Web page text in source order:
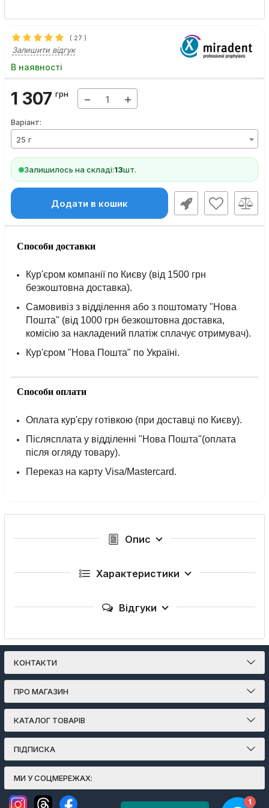
( 27 )
Залишити відгук
В наявності
1 307 грн − +
Варіант:
25 г
Залишилось на складі:13шт.
Додати в кошик
Способи доставки
Кур'єром компанії по Києву (від 1500 грн
безкоштовна доставка).
Самовивіз з відділення або з поштомату "Нова
Пошта" (від 1000 грн безкоштовна доставка,
комісію за накладений платіж сплачує отримувач).
Кур'єром "Нова Пошта" по Україні.
Способи оплати
Оплата кур'єру готівкою (при доставці по Києву).
Післясплата у відділенні "Нова Пошта"(оплата
після огляду товару).
Переказ на карту Visa/Mastercard.
Опис
Характеристики
Відгуки
КОНТАКТИ
ПРО МАГАЗИН
КАТАЛОГ ТОВАРІВ
ПІДПИСКА
МИ У СОЦМЕРЕЖАХ: